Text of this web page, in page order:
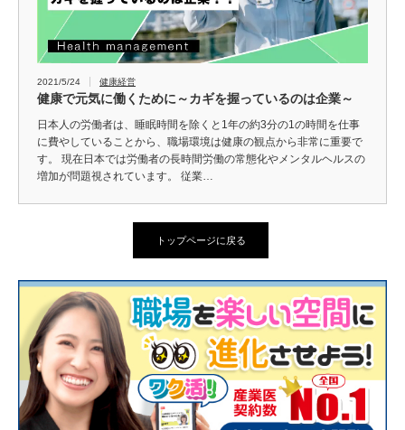
2021/5/24 健康経営
健康で元気に働くために～カギを握っているのは企業～
日本人の労働者は、睡眠時間を除くと1年の約3分の1の時間を仕事
に費やしていることから、職場環境は健康の観点から非常に重要で
す。 現在日本では労働者の長時間労働の常態化やメンタルヘルスの
増加が問題視されています。 従業…
トップページに戻る